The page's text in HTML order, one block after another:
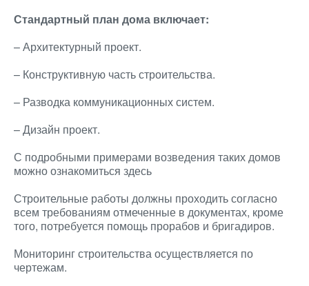
Стандартный план дома включает:
– Архитектурный проект.
– Конструктивную часть строительства.
– Разводка коммуникационных систем.
– Дизайн проект.
С подробными примерами возведения таких домов
можно ознакомиться здесь
Строительные работы должны проходить согласно
всем требованиям отмеченные в документах, кроме
того, потребуется помощь прорабов и бригадиров.
Мониторинг строительства осуществляется по
чертежам.